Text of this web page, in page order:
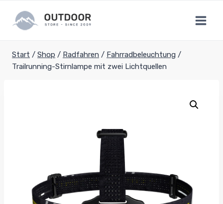
Inhalt
springen
Start / Shop / Radfahren / Fahrradbeleuchtung /
Trailrunning-Stirnlampe mit zwei Lichtquellen